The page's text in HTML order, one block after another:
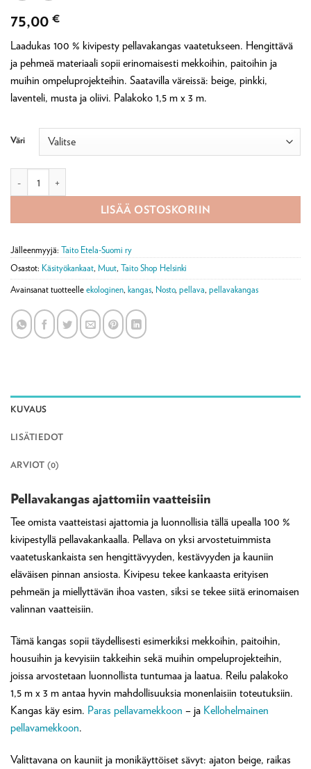
75,00 €
Laadukas 100 % kivipesty pellavakangas vaatetukseen. Hengittävä
ja pehmeä materiaali sopii erinomaisesti mekkoihin, paitoihin ja
muihin ompeluprojekteihin. Saatavilla väreissä: beige, pinkki,
laventeli, musta ja oliivi. Palakoko 1,5 m x 3 m.
Väri
LISÄÄ OSTOSKORIIN
Jälleenmyyjä: Taito Etela-Suomi ry
Osastot: Käsityökankaat, Muut, Taito Shop Helsinki
Avainsanat tuotteelle ekologinen, kangas, Nosto, pellava, pellavakangas
KUVAUS
LISÄTIEDOT
ARVIOT (0)
Pellavakangas ajattomiin vaatteisiin
Tee omista vaatteistasi ajattomia ja luonnollisia tällä upealla 100 %
kivipestyllä pellavakankaalla. Pellava on yksi arvostetuimmista
vaatetuskankaista sen hengittävyyden, kestävyyden ja kauniin
eläväisen pinnan ansiosta. Kivipesu tekee kankaasta erityisen
pehmeän ja miellyttävän ihoa vasten, siksi se tekee siitä erinomaisen
valinnan vaatteisiin.
Tämä kangas sopii täydellisesti esimerkiksi mekkoihin, paitoihin,
housuihin ja kevyisiin takkeihin sekä muihin ompeluprojekteihin,
joissa arvostetaan luonnollista tuntumaa ja laatua. Reilu palakoko
1,5 m x 3 m antaa hyvin mahdollisuuksia monenlaisiin toteutuksiin.
Kangas käy esim. Paras pellavamekkoon – ja Kellohelmainen
pellavamekkoon.
Valittavana on kauniit ja monikäyttöiset sävyt: ajaton beige, raikas